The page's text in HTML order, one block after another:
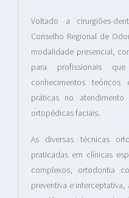
Voltado a cirurgiões-
Conselho Regional de
modalidade presencial,
para profissionais
conhecimentos teóricos
práticas no
ortopédicas faciais.
As diversas técnicas
praticadas em clínicas
complexos, ortodontia
preventiva e